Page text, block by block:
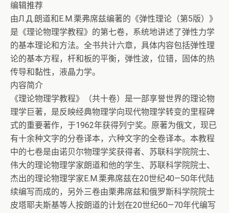
编辑推荐
由Л.Д.朗道和Е.М.栗弗席兹编著的《弹性理论（第5版）》
是《理论物理学教程》的第七卷，系统地讲述了弹性力学
的基本理论和方法。全书共计六章，具体内容包括弹性理
论的基本方程，杆和板的平衡，弹性波，位错，固体的热
传导和黏性，液晶力学。
内容简介
《理论物理学教程》（共十卷）是一部享誉世界的理论物
理学巨著，是反映经典物理学向现代物理学转变的里程碑
式的重要著作，于1962年获得列宁奖。原著为俄文，现已
有十余种文字的分卷译本，六种文字的全卷译本。本教程
中的七卷是由诺贝尔物理学奖获得者、苏联科学院院士、
伟大的理论物理学家朗道和他的学生、苏联科学院院士、
杰出的理论物理学家E.M.栗弗席兹在20世纪40—50年代陆
续编写而成的，另外三卷由栗弗席兹和俄罗斯科学院院士
皮塔耶夫斯基等人按朗道的计划在20世纪60—70年代编写